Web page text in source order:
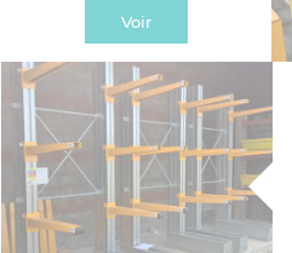
que par vos collaborateurs.
réalise en amont et lors de la
conception pour permettre à
un projet d’être le plus efficient
possible. Trimat Agencement,
avec son bureau d’études, vous
propose de vous accompagner
dans cette notion d’ergonomie
pour l’aménagement d’un
Voir